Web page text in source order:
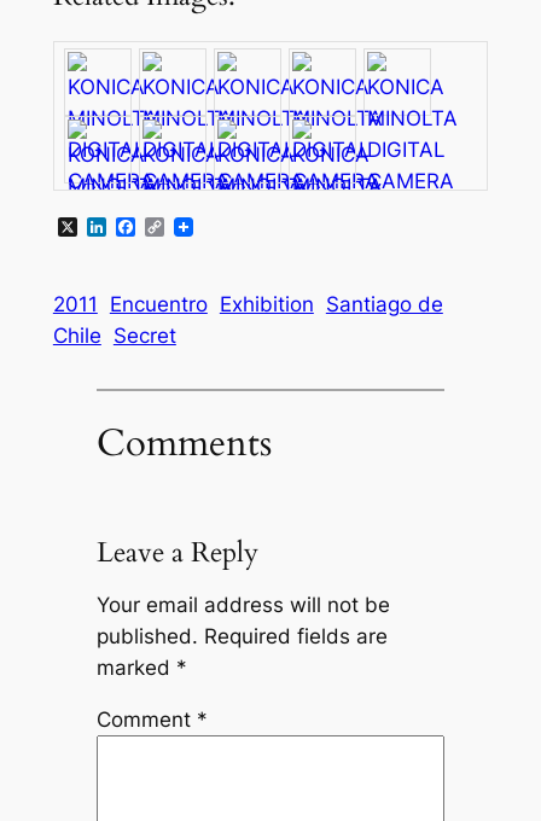
X LinkedIn
Facebook
Copy
2011 Encuentro Exhibition Santiago de
Chile Secret
Comments
Leave a Reply
Your email address will not be
published. Required fields are
marked *
Comment *